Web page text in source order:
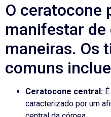
O ceratocone
manifestar
maneiras. Os
comuns
Ceratocone central:
caracterizado por um